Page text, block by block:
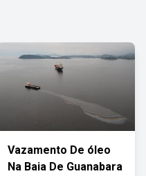
Vazamento De óleo
Na Baia De Guanabara